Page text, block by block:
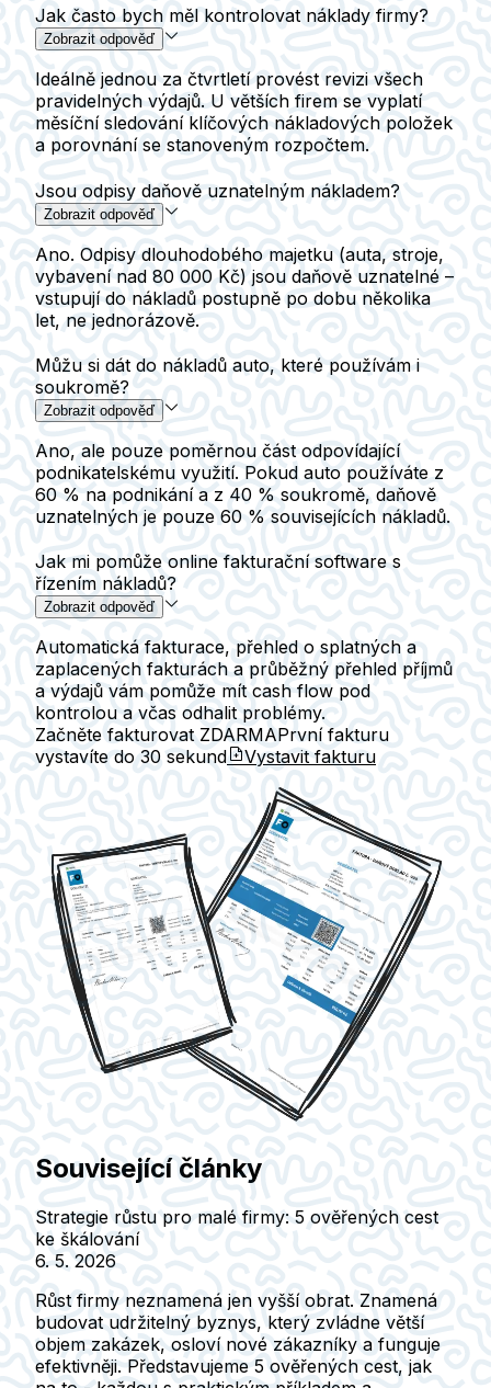
Jak často bych měl kontrolovat náklady firmy?
Zobrazit odpověď
Ideálně jednou za čtvrtletí provést revizi všech
pravidelných výdajů. U větších firem se vyplatí
měsíční sledování klíčových nákladových položek
a porovnání se stanoveným rozpočtem.
Jsou odpisy daňově uznatelným nákladem?
Zobrazit odpověď
Ano. Odpisy dlouhodobého majetku (auta, stroje,
vybavení nad 80 000 Kč) jsou daňově uznatelné –
vstupují do nákladů postupně po dobu několika
let, ne jednorázově.
Můžu si dát do nákladů auto, které používám i
soukromě?
Zobrazit odpověď
Ano, ale pouze poměrnou část odpovídající
podnikatelskému využití. Pokud auto používáte z
60 % na podnikání a z 40 % soukromě, daňově
uznatelných je pouze 60 % souvisejících nákladů.
Jak mi pomůže online fakturační software s
řízením nákladů?
Zobrazit odpověď
Automatická fakturace, přehled o splatných a
zaplacených fakturách a průběžný přehled příjmů
a výdajů vám pomůže mít cash flow pod
kontrolou a včas odhalit problémy.
Začněte fakturovat ZDARMAPrvní fakturu
vystavíte do 30 sekund Vystavit fakturu
Související články
Strategie růstu pro malé firmy: 5 ověřených cest
ke škálování
6. 5. 2026
Růst firmy neznamená jen vyšší obrat. Znamená
budovat udržitelný byznys, který zvládne větší
objem zakázek, osloví nové zákazníky a funguje
efektivněji. Představujeme 5 ověřených cest, jak